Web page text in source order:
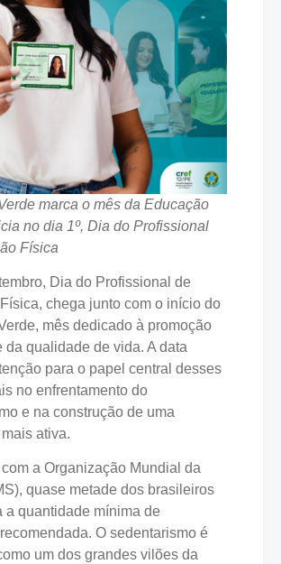
marca o mês da Educação
no dia 1º, Dia do Profissional
Física
Dia do Profissional de
chega junto com o início do
mês dedicado à promoção
da qualidade de vida. A data
para o papel central desses
no enfrentamento do
e na construção de uma
ativa.
a Organização Mundial da
quase metade dos brasileiros
a quantidade mínima de
O sedentarismo é
um dos grandes vilões da